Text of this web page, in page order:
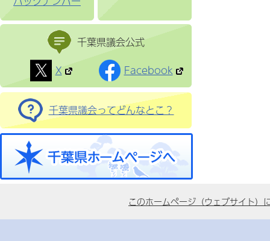
千葉県議会公式
X
Facebook
千葉県議会ってどんなとこ？
このホームページ（ウェブサイト）